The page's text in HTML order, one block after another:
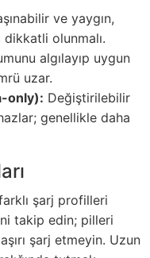
ve yaygın,
dikkatli olunmalı.
algılayıp uygun
uzar.
only): Değiştirilebilir
genellikle daha
şarj profilleri
takip edin; pilleri
şarj etmeyin. Uzun